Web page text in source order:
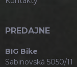
PREDAJNE
BIG Bike
Sabinovská 5050/11